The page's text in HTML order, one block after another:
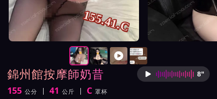
錦州館按摩師奶昔 按摩師
8"
身高
155 公分
體重 41 公斤
罩杯 C 罩杯
155.41.C
按摩師奶昔照片展示與影片介紹及客戶評價截屏展示